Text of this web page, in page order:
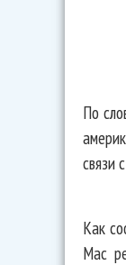
По
связи
Как
Mac